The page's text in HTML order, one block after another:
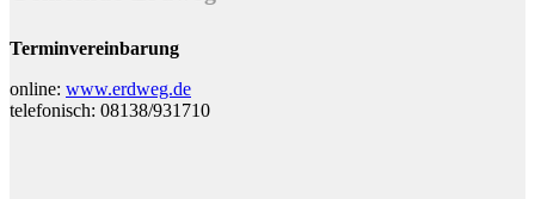
Terminvereinbarung
online: www.erdweg.de
telefonisch: 08138/931710